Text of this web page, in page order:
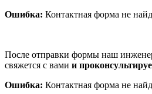
Ошибка: Контактная форма не
После отправки формы наш
свяжется с вами и
Ошибка: Контактная форма не